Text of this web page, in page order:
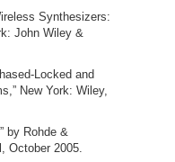
Synthesizers:
John Wiley &
Locked and
New York: Wiley,
by Rohde &
October 2005.